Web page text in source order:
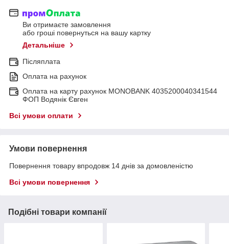
Ви отримаєте замовлення
або гроші повернуться на вашу картку
Детальніше
Післяплата
Оплата на рахунок
Оплата на карту рахунок MONOBANK 4035200040341544
ФОП Водянік Євген
Всі умови оплати
Умови повернення
Повернення товару впродовж 14 днів за домовленістю
Всі умови повернення
Подібні товари компанії